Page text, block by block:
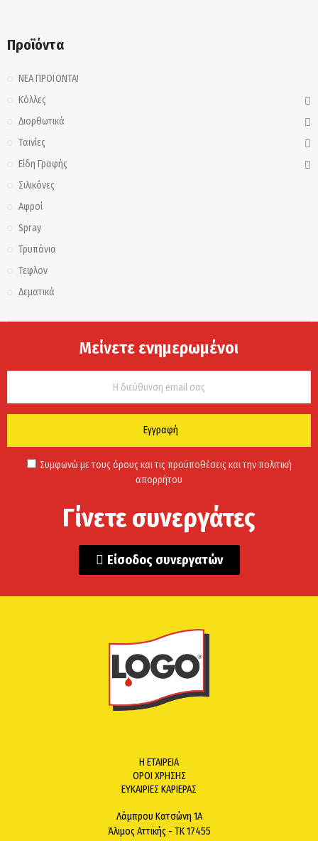
Προϊόντα
ΝΕΑ ΠΡΟΪΟΝΤΑ!
Κόλλες
Διορθωτικά
Ταινίες
Είδη Γραφής
Σιλικόνες
Αφροί
Spray
Τρυπάνια
Τεφλον
Δεματικά
Μείνετε ενημερωμένοι
Εγγραφή
Συμφωνώ με τους όρους και τις προϋποθέσεις και την πολιτική
απορρήτου
Γίνετε συνεργάτες
Είσοδος συνεργατών
Η ΕΤΑΙΡΕΙΑ
ΟΡΟΙ ΧΡΗΣΗΣ
ΕΥΚΑΙΡΙΕΣ ΚΑΡΙΕΡΑΣ
Λάμπρου Κατσώνη 1Α
Άλιμος Αττικής - ΤΚ 17455